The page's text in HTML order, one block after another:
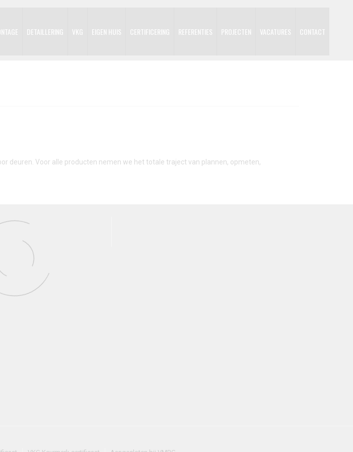
DETAILLERING VKG EIGEN HUIS CERTIFICERING REFERENTIES PROJECTEN VACATURES CONTACT
deuren. Voor alle producten nemen we het totale traject van plannen, opmeten,